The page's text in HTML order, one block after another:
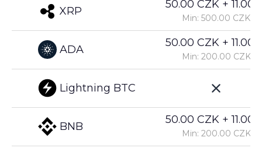
XRP
ADA
Lightning BTC
BNB
50.00 CZK +
Min: 500.00 CZK
50.00 CZK +
Min: 200.00 CZK
50.00 CZK +
Min: 200.00 CZK